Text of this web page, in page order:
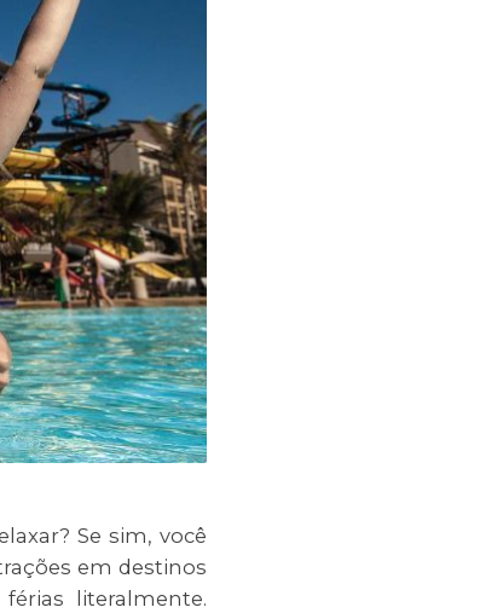
Se sim, você
em destinos
literalmente.